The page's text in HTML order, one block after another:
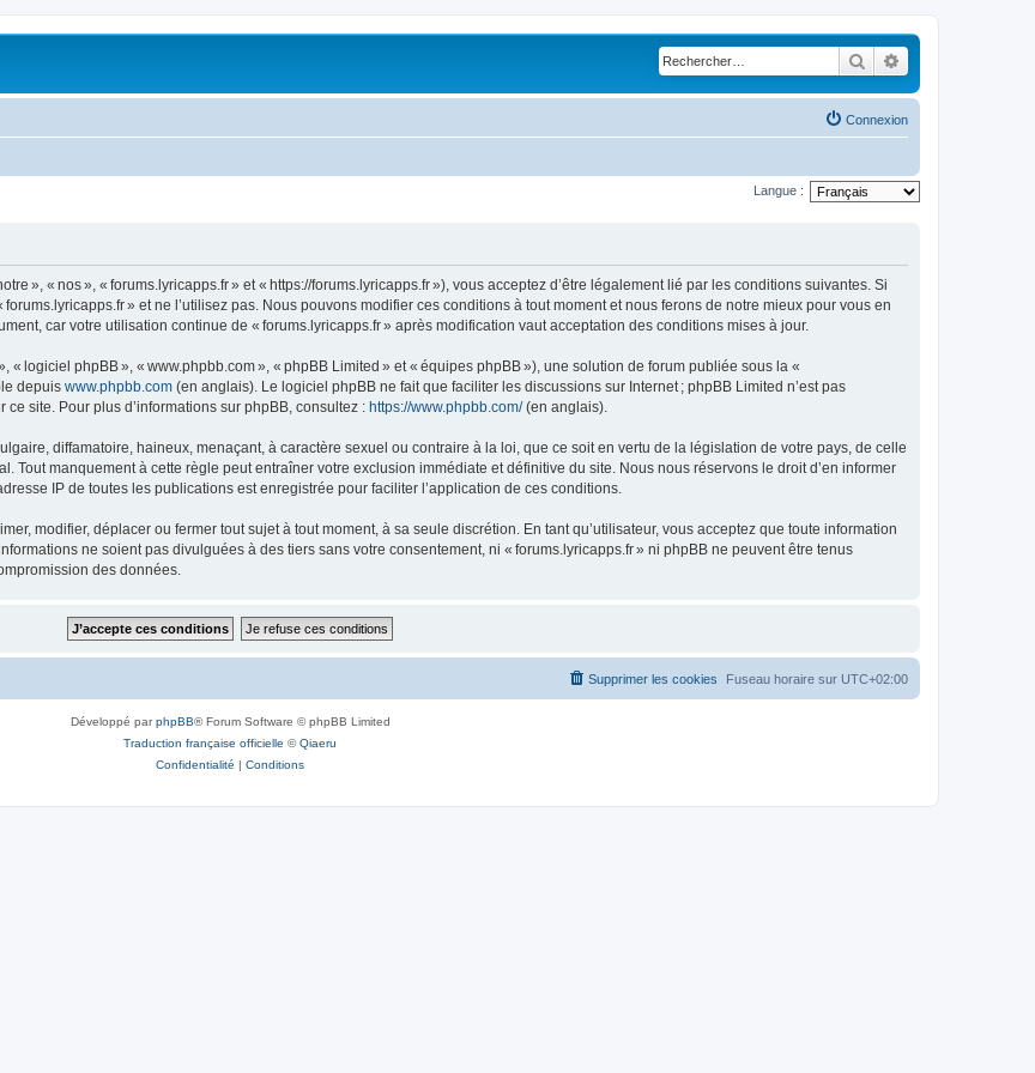
Rechercher
Connexion
Langue :
», « nos », « forums.lyricapps.fr » et « https://forums.lyricapps.fr »), vous acceptez d’être légalement lié par les conditions suivantes. Si
» et ne l’utilisez pas. Nous pouvons modifier ces conditions à tout moment et nous ferons de notre mieux pour vous en
car votre utilisation continue de « forums.lyricapps.fr » après modification vaut acceptation des conditions mises à jour.
« logiciel phpBB », « www.phpbb.com », « phpBB Limited » et « équipes phpBB »), une solution de forum publiée sous la «
depuis www.phpbb.com (en anglais). Le logiciel phpBB ne fait que faciliter les discussions sur Internet ; phpBB Limited n’est pas
site. Pour plus d’informations sur phpBB, consultez : https://www.phpbb.com/(en anglais).
diffamatoire, haineux, menaçant, à caractère sexuel ou contraire à la loi, que ce soit en vertu de la législation de votre pays, de celle
Tout manquement à cette règle peut entraîner votre exclusion immédiate et définitive du site. Nous nous réservons le droit d’en informer
IP de toutes les publications est enregistrée pour faciliter l’application de ces conditions.
modifier, déplacer ou fermer tout sujet à tout moment, à sa seule discrétion. En tant qu’utilisateur, vous acceptez que toute information
ne soient pas divulguées à des tiers sans votre consentement, ni « forums.lyricapps.fr » ni phpBB ne peuvent être tenus
des données.
Fuseau horaire sur UTC+02:00
Supprimer les cookies
Développé parphpBB® Forum Software © phpBB Limited
Traduction française officielle ©Qiaeru
Confidentialité | Conditions